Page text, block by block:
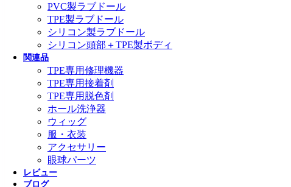
PVC製ラブドール
TPE製ラブドール
シリコン製ラブドール
シリコン頭部＋TPE製ボディ
関連品
TPE専用修理機器
TPE専用接着剤
TPE専用脱色剤
ホール洗浄器
ウィッグ
服・衣装
アクセサリー
眼球パーツ
レビュー
ブログ